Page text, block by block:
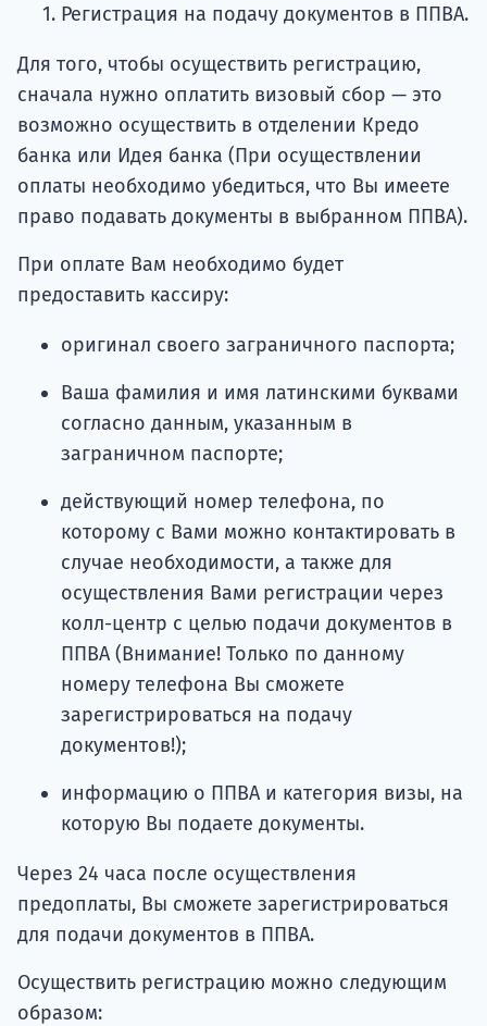
Регистрация на подачу документов в ППВА.
Для того, чтобы осуществить регистрацию,
сначала нужно оплатить визовый сбор — это
возможно осуществить в отделении Кредо
банка или Идея банка (При осуществлении
оплаты необходимо убедиться, что Вы имеете
право подавать документы в выбранном ППВА).
При оплате Вам необходимо будет
предоставить кассиру:
оригинал своего заграничного паспорта;
Ваша фамилия и имя латинскими буквами
согласно данным, указанным в
заграничном паспорте;
действующий номер телефона, по
которому с Вами можно контактировать в
случае необходимости, а также для
осуществления Вами регистрации через
колл-центр с целью подачи документов в
ППВА (Внимание! Только по данному
номеру телефона Вы сможете
зарегистрироваться на подачу
документов!);
информацию о ППВА и категория визы, на
которую Вы подаете документы.
Через 24 часа после осуществления
предоплаты, Вы сможете зарегистрироваться
для подачи документов в ППВА.
Осуществить регистрацию можно следующим
образом: